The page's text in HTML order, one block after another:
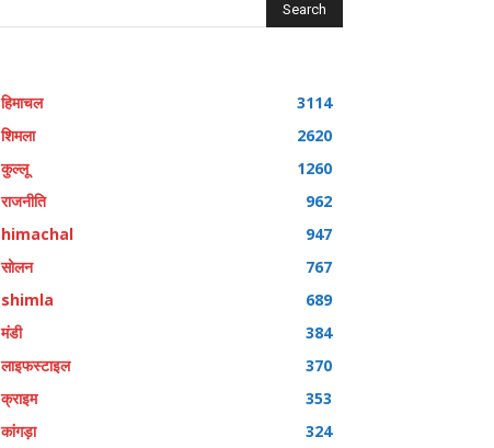
Search
हिमाचल
3114
शिमला
2620
कुल्लू
1260
राजनीति
962
himachal
947
सोलन
767
shimla
689
मंडी
384
लाइफस्टाइल
370
क्राइम
353
कांगड़ा
324